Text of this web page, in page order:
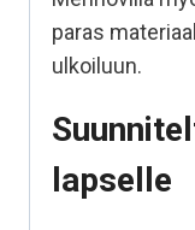
paras
ulkoiluun.
lapselle